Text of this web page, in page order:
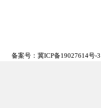
备案号： 冀ICP备19027614号-3